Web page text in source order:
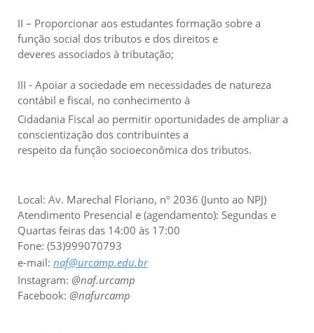
II – Proporcionar aos estudantes formação sobre a
função social dos tributos e dos direitos e
deveres associados à tributação;
III - Apoiar a sociedade em necessidades de natureza
contábil e fiscal, no conhecimento à
Cidadania Fiscal ao permitir oportunidades de ampliar a
conscientização dos contribuintes a
respeito da função socioeconômica dos tributos.
Local: Av. Marechal Floriano, nº 2036 (Junto ao NPJ)
Atendimento Presencial e (agendamento): Segundas e
Quartas feiras das 14:00 às 17:00
Fone: (53)999070793
e-mail: naf@urcamp.edu.br
Instagram: @naf.urcamp
Facebook: @nafurcamp